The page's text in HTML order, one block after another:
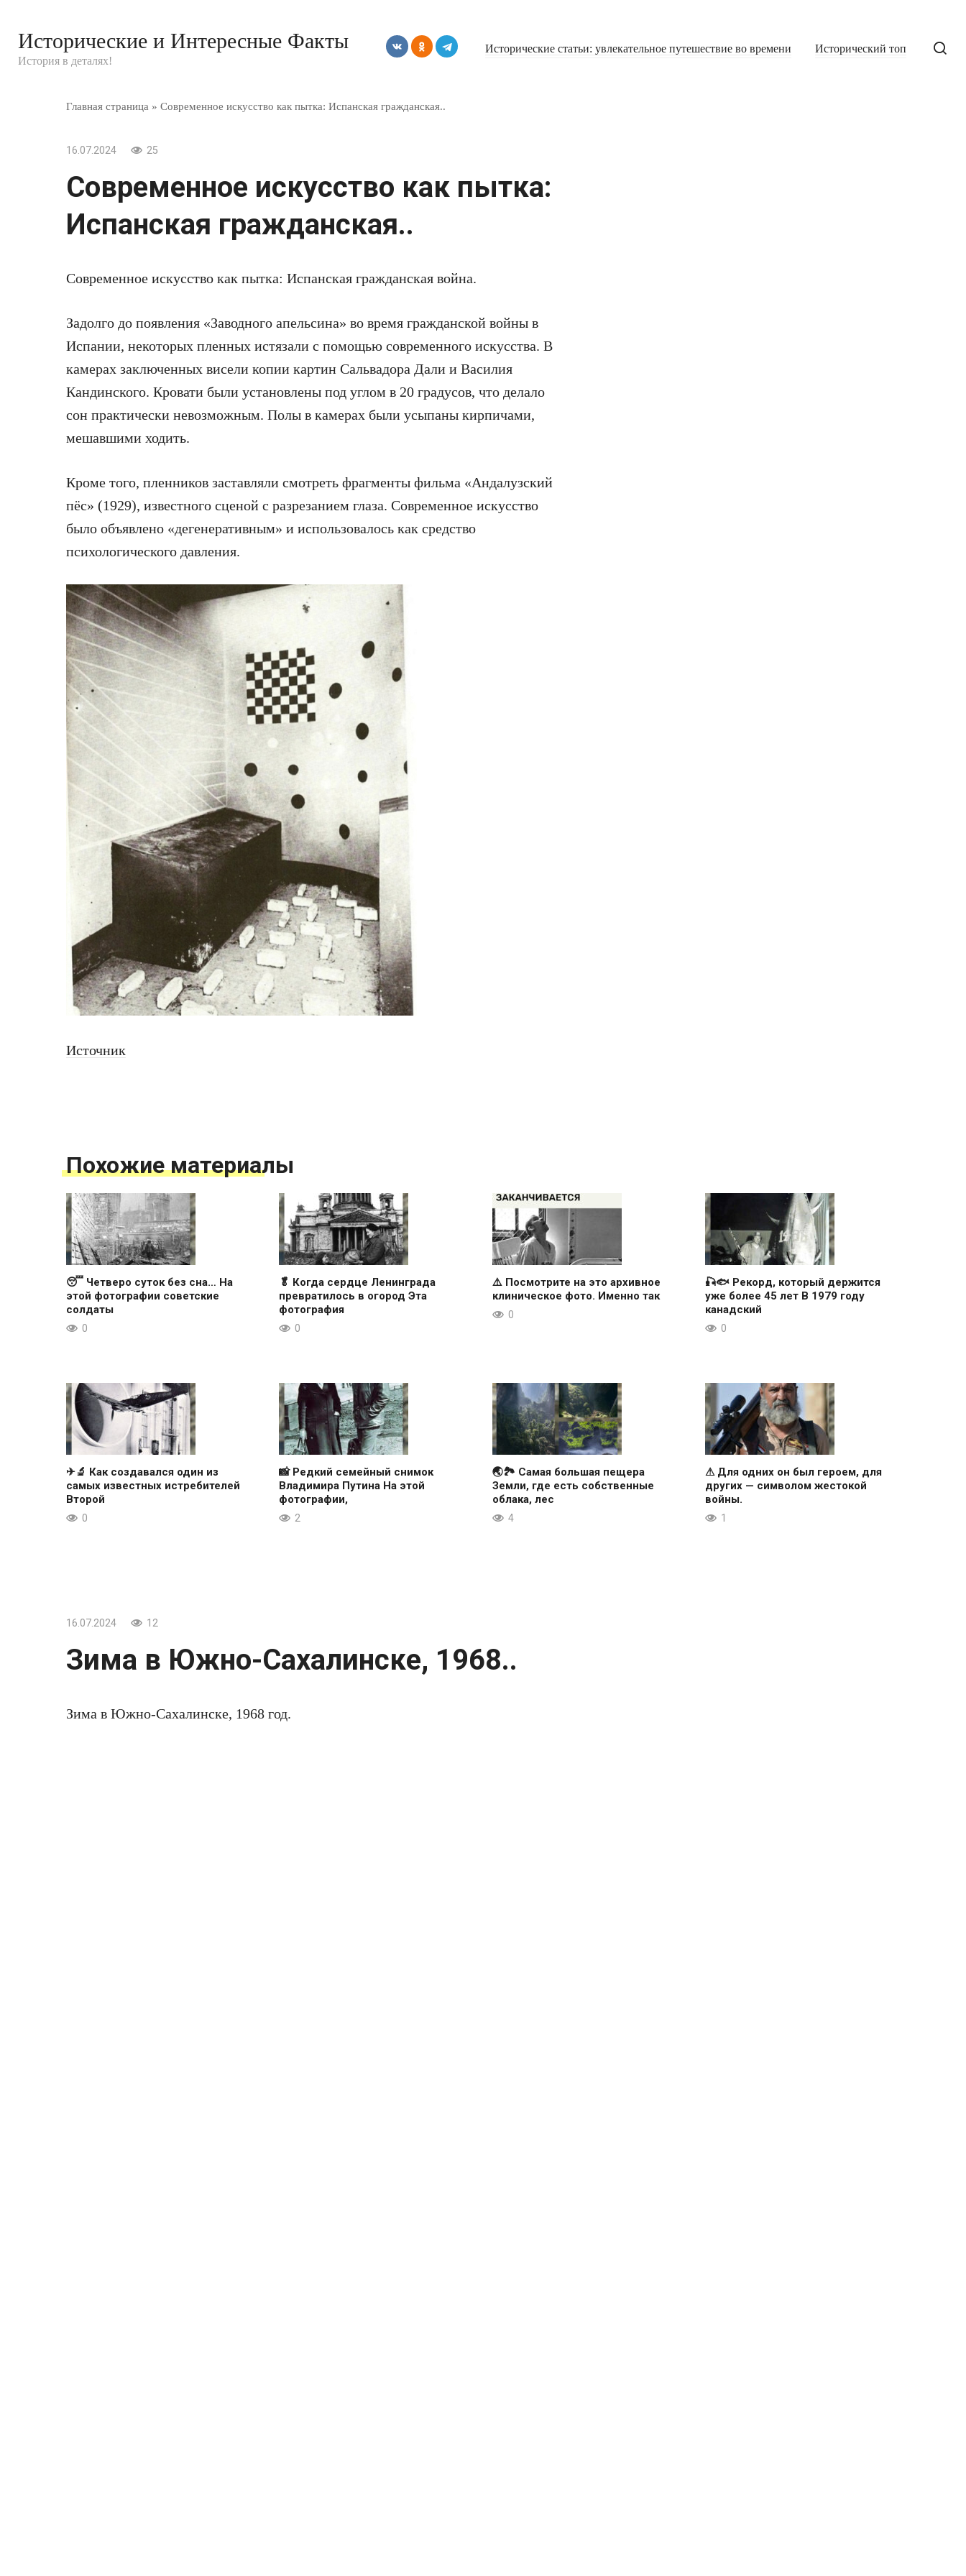
контенту
Исторические и Интересные Факты
История в деталях!
Исторические статьи: увлекательное путешествие во времени Исторический топ
Главная страница » Современное искусство как пытка: Испанская гражданская..
16.07.2024 25
Современное искусство как пытка:
Испанская гражданская..
Современное искусство как пытка: Испанская гражданская война.
Задолго до появления «Заводного апельсина» во время гражданской войны в
Испании, некоторых пленных истязали с помощью современного искусства. В
камерах заключенных висели копии картин Сальвадора Дали и Василия
Кандинского. Кровати были установлены под углом в 20 градусов, что делало
сон практически невозможным. Полы в камерах были усыпаны кирпичами,
мешавшими ходить.
Кроме того, пленников заставляли смотреть фрагменты фильма «Андалузский
пёс» (1929), известного сценой с разрезанием глаза. Современное искусство
было объявлено «дегенеративным» и использовалось как средство
психологического давления.
Источник
Похожие материалы
😴 Четверо суток без сна… На
этой фотографии советские
солдаты
0
🥬 Когда сердце Ленинграда
превратилось в огород Эта
фотография
0
⚠️ Посмотрите на это архивное
клиническое фото. Именно так
0
🎣🐟 Рекорд, который держится
уже более 45 лет В 1979 году
канадский
0
✈🔬 Как создавался один из
самых известных истребителей
Второй
0
📸 Редкий семейный снимок
Владимира Путина На этой
фотографии,
2
🌏🏞 Самая большая пещера
Земли, где есть собственные
облака, лес
4
⚠ Для одних он был героем, для
других — символом жестокой
войны.
1
16.07.2024 12
Зима в Южно-Сахалинске, 1968..
Зима в Южно-Сахалинске, 1968 год.